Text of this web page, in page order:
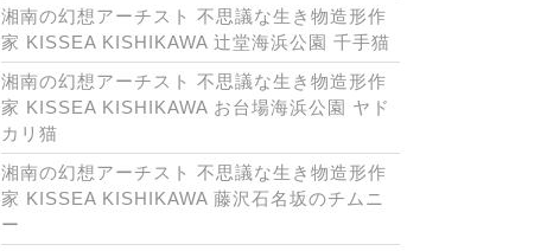
湘南の幻想アーチスト 不思議な生き物造形作
家 KISSEA KISHIKAWA 辻堂海浜公園 千手猫
湘南の幻想アーチスト 不思議な生き物造形作
家 KISSEA KISHIKAWA お台場海浜公園 ヤド
カリ猫
湘南の幻想アーチスト 不思議な生き物造形作
家 KISSEA KISHIKAWA 藤沢石名坂のチムニ
ー